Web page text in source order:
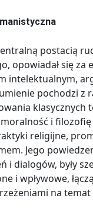
postacią
opowiadał się za
intelektualnym,
pochodzi z
klasycznych
moralność i
religijne,
Jego
i dialogów, były
i wpływowe,
na